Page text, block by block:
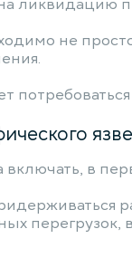
ликвидацию
не
в